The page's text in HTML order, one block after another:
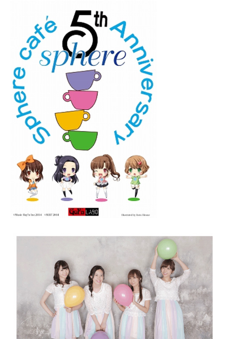
好きが集まる 比べて選べる
ビジネスと働き方のヒント
AI活用のいまが分かる
企業ITのトレンドを詳説
経営リーダーのコミュニティ
マーケ×ITの今がよく分かる
ITエンジニア向け専門サイト
企業向けIT製品の総合サイト
IT製品の技術・比較・事例
製造業のIT導入・活用を支援
電子設計の基本と応用
エネルギーの専門メディア
建設×テクノロジーの最前線